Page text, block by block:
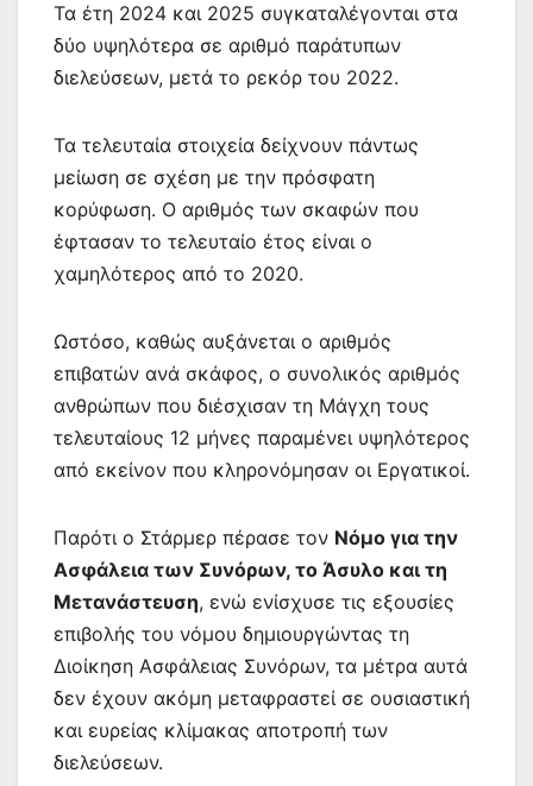
Τα έτη 2024 και 2025 συγκαταλέγονται στα
δύο υψηλότερα σε αριθμό παράτυπων
διελεύσεων, μετά το ρεκόρ του 2022.
Τα τελευταία στοιχεία δείχνουν πάντως
μείωση σε σχέση με την πρόσφατη
κορύφωση. Ο αριθμός των σκαφών που
έφτασαν το τελευταίο έτος είναι ο
χαμηλότερος από το 2020.
Ωστόσο, καθώς αυξάνεται ο αριθμός
επιβατών ανά σκάφος, ο συνολικός αριθμός
ανθρώπων που διέσχισαν τη Μάγχη τους
τελευταίους 12 μήνες παραμένει υψηλότερος
από εκείνον που κληρονόμησαν οι Εργατικοί.
Παρότι ο Στάρμερ πέρασε τον Νόμο για την
Ασφάλεια των Συνόρων, το Άσυλο και τη
Μετανάστευση, ενώ ενίσχυσε τις εξουσίες
επιβολής του νόμου δημιουργώντας τη
Διοίκηση Ασφάλειας Συνόρων, τα μέτρα αυτά
δεν έχουν ακόμη μεταφραστεί σε ουσιαστική
και ευρείας κλίμακας αποτροπή των
διελεύσεων.